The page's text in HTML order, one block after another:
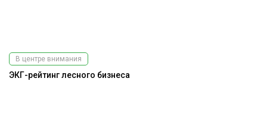
В центре внимания
ЭКГ-рейтинг лесного бизнеса